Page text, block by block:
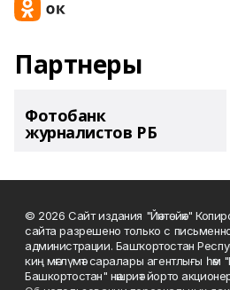
Партнеры
Фотобанк
журналистов РБ
© 2026 Сайт издания "Йәнтөйәк"
сайта разрешено только с
администрации. Башҡортостан
киң мәғлүмәт саралары агентлығы һәм
Башкортостан" нәшриәт йорто